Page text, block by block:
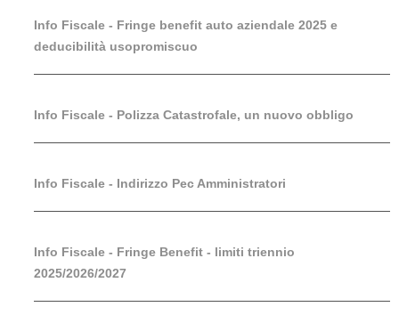
Info Fiscale - Fringe benefit auto aziendale 2025 e
deducibilità usopromiscuo
Info Fiscale - Polizza Catastrofale, un nuovo obbligo
Info Fiscale - Indirizzo Pec Amministratori
Info Fiscale - Fringe Benefit - limiti triennio
2025/2026/2027